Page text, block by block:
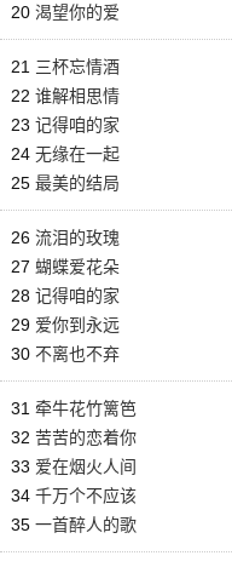
20 渴望你的爱
21 三杯忘情酒
22 谁解相思情
23 记得咱的家
24 无缘在一起
25 最美的结局
26 流泪的玫瑰
27 蝴蝶爱花朵
28 记得咱的家
29 爱你到永远
30 不离也不弃
31 牵牛花竹篱笆
32 苦苦的恋着你
33 爱在烟火人间
34 千万个不应该
35 一首醉人的歌